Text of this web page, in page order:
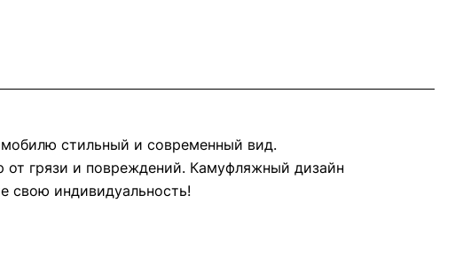
стильный и современный вид.
от грязи и повреждений. Камуфляжный дизайн
свою индивидуальность!